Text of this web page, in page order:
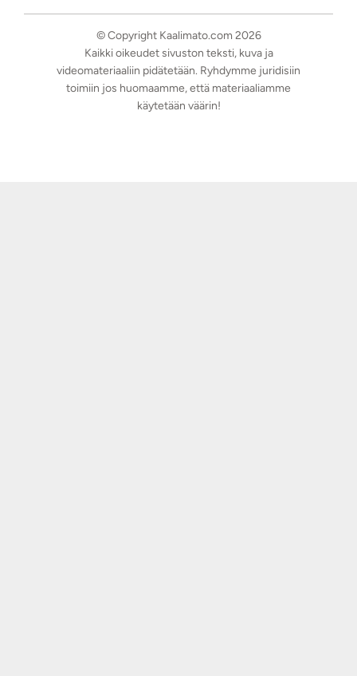
© Copyright Kaalimato.com 2026
Kaikki oikeudet sivuston teksti, kuva ja
videomateriaaliin pidätetään. Ryhdymme juridisiin
toimiin jos huomaamme, että materiaaliamme
käytetään väärin!